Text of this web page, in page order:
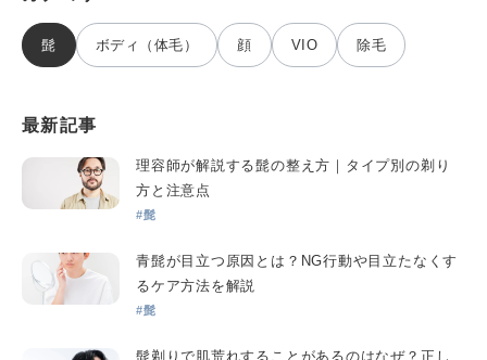
髭 ボディ（体毛） 顔 VIO 除毛
最新記事
理容師が解説する髭の整え方｜タイプ別の剃り
方と注意点
#髭
青髭が目立つ原因とは？NG行動や目立たなくす
るケア方法を解説
#髭
髭剃りで肌荒れすることがあるのはなぜ？正し